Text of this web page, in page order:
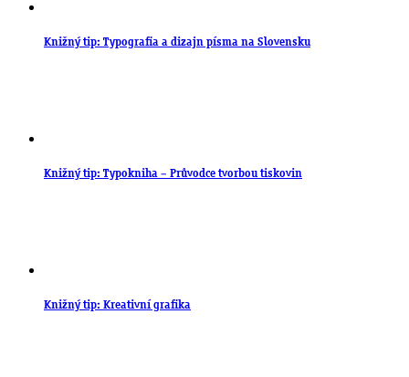
Knižný tip: Typografia a dizajn písma na Slovensku
Knižný tip: Typokniha – Průvodce tvorbou tiskovin
Knižný tip: Kreativní grafika